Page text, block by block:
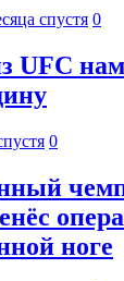
спустя 0
UFC
0
ноге